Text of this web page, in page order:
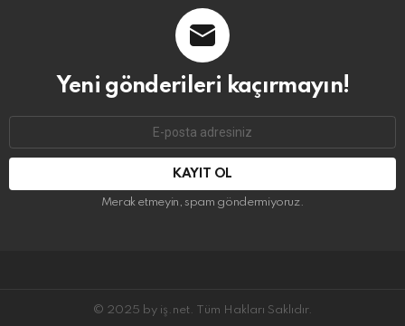
Yeni gönderileri kaçırmayın!
adresi:
Merak etmeyin, spam göndermiyoruz.
© 2025 by iş.net. Tüm Hakları Saklıdır.